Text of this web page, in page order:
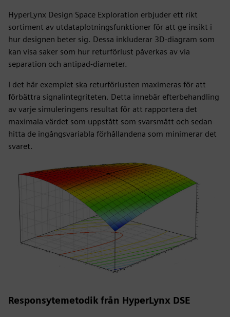
HyperLynx Design Space Exploration erbjuder ett rikt
sortiment av utdataplotningsfunktioner för att ge insikt i
hur designen beter sig. Dessa inkluderar 3D-diagram som
kan visa saker som hur returförlust påverkas av via
separation och antipad-diameter.
I det här exemplet ska returförlusten maximeras för att
förbättra signalintegriteten. Detta innebär efterbehandling
av varje simuleringens resultat för att rapportera det
maximala värdet som uppstått som svarsmått och sedan
hitta de ingångsvariabla förhållandena som minimerar det
svaret.
Responsytemetodik från HyperLynx DSE